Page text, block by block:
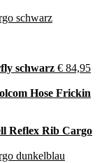
schwarz € 84,95
Hose Frickin
Reflex Rib Cargo